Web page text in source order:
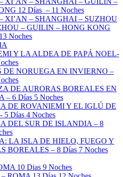
12 Días – 11 Noches
XI’AN – SHANGHAI – SUZHOU
– GUILIN – HONG KONG
Noches
Y LA ALDEA DE PAPÁ NOEL-
DE NORUEGA EN INVIERNO –
DE AURORAS BOREALES EN
– 6 Días 5 Noches
DE ROVANIEMI Y EL IGLÚ DE
5 Días 4 Noches
DEL SUR DE ISLANDIA – 8
LA ISLA DE HIELO, FUEGO Y
BOREALES – 8 Días 7 Noches
10 Dias 9 Noches